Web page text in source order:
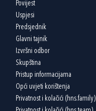
Povijest
Uspjesi
Predsjednik
Glavni tajnik
Izvršni odbor
Skupština
Pristup informacijama
Opći uvjeti korištenja
Privatnost i kolačići (hns.family)